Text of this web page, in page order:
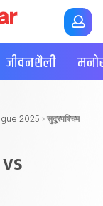
जीवनशैली
2025 › सुदूरपश्चिम